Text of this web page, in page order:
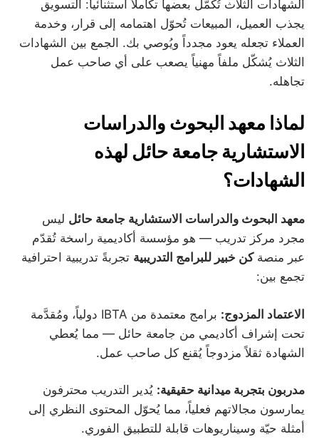
الشهادات الثلاث تُكمّل بعضها تكاملاً استثنائياً: التسويق
يجذب العميل، المبيعات تُحوّل اهتمامه إلى قرار، وخدمة
العملاء تجعله يعود مجدداً ويُوصي بك. الجمع بين الشهادات
الثلاث يُشكّل ملفاً مهنياً يصعب على أي صاحب عمل
تجاهله.
لماذا معهد البحوث والدراسات
الاستشارية جامعة حائل لهذه
الشهادات؟
معهد البحوث والدراسات الاستشارية جامعة حائل ليس
مجرد مركز تدريب — هو مؤسسة أكاديمية راسخة تُقدّم
عبر منصةكن خبير للبرامج التدريبية تجربةً تدريبية احترافية
تجمع بين:
الاعتماد المزدوج:
برامج معتمدة من IBTA دولياً، ومُقدَّمة
تحت إشراف أكاديمي من جامعة حائل — مما يُعطي
الشهادة ثقلاً مزدوجاً يُقنع كل صاحب عمل.
مدربون بتجربة ميدانية حقيقية: يُدير التدريب محترفون
يمارسون مجالاتهم فعلياً، مما يُحوّل المحتوى النظري إلى
أمثلة حيّة وسيناريوهات قابلة للتطبيق الفوري.